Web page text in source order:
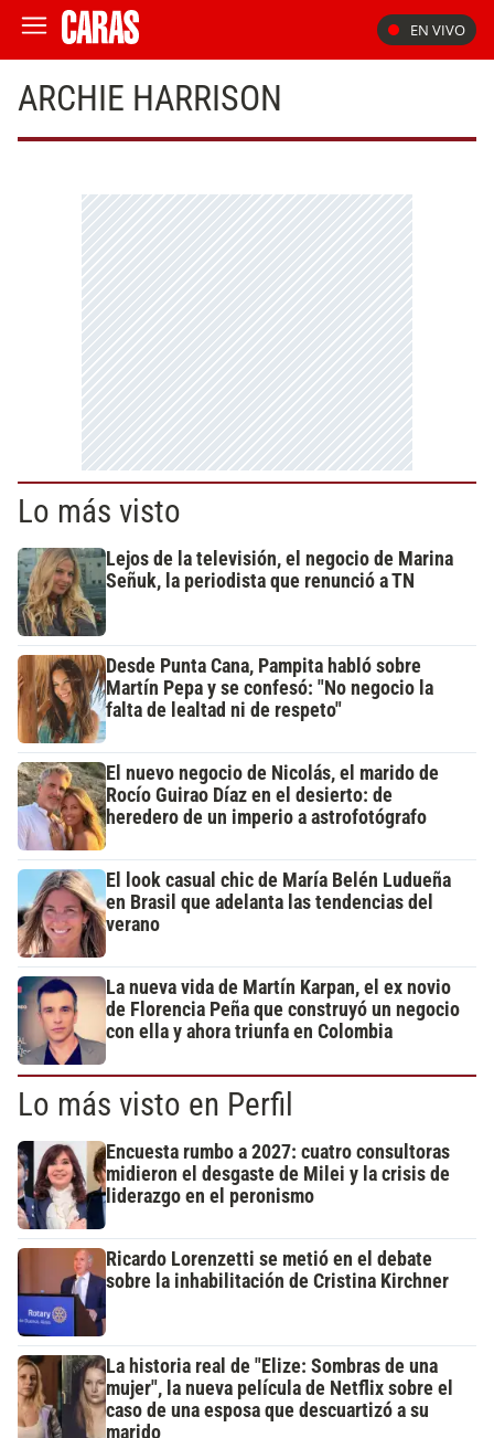
EN VIVO
ARCHIE HARRISON
Lo más visto
Lejos de la televisión, el negocio de Marina
Señuk, la periodista que renunció a TN
Desde Punta Cana, Pampita habló sobre
Martín Pepa y se confesó: "No negocio la
falta de lealtad ni de respeto"
El nuevo negocio de Nicolás, el marido de
Rocío Guirao Díaz en el desierto: de
heredero de un imperio a astrofotógrafo
El look casual chic de María Belén Ludueña
en Brasil que adelanta las tendencias del
verano
La nueva vida de Martín Karpan, el ex novio
de Florencia Peña que construyó un negocio
con ella y ahora triunfa en Colombia
Lo más visto en Perfil
Encuesta rumbo a 2027: cuatro consultoras
midieron el desgaste de Milei y la crisis de
liderazgo en el peronismo
Ricardo Lorenzetti se metió en el debate
sobre la inhabilitación de Cristina Kirchner
La historia real de "Elize: Sombras de una
mujer", la nueva película de Netflix sobre el
caso de una esposa que descuartizó a su
marido